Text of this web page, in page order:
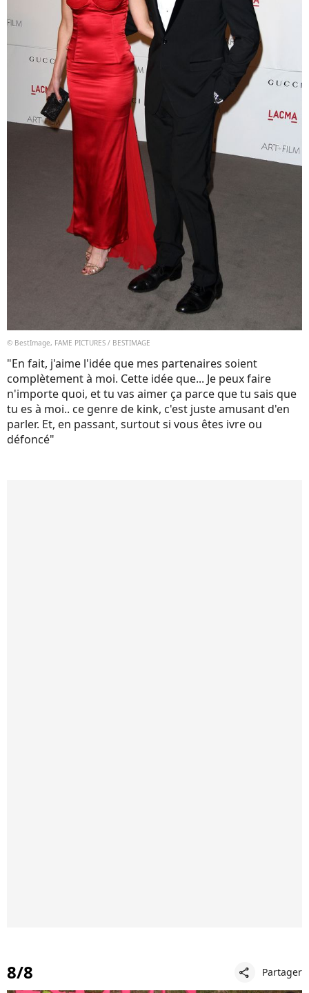
© BestImage, FAME PICTURES / BESTIMAGE
"En fait, j'aime l'idée que mes partenaires soient
complètement à moi. Cette idée que... Je peux faire
n'importe quoi, et tu vas aimer ça parce que tu sais que
tu es à moi.. ce genre de kink, c'est juste amusant d'en
parler. Et, en passant, surtout si vous êtes ivre ou
défoncé"
8/8 share Partager